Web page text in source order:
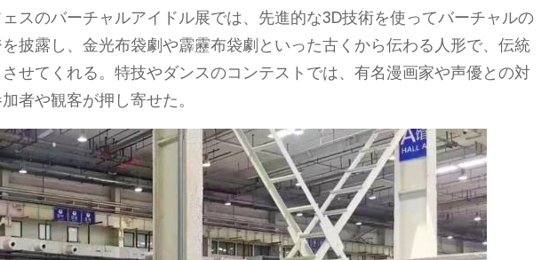
スのバーチャルアイドル展では、先進的な3D技術を使ってバーチャルの
披露し、金光布袋劇や霹靂布袋劇といった古くから伝わる人形で、伝統
せてくれる。特技やダンスのコンテストでは、有名漫画家や声優との対
者や観客が押し寄せた。